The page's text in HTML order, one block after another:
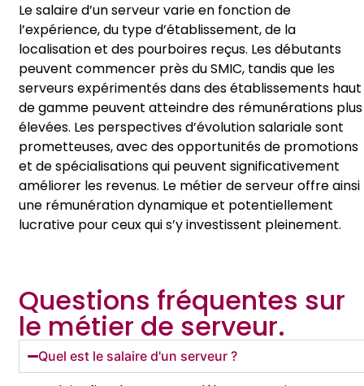
Le salaire d’un serveur varie en fonction de
l’expérience, du type d’établissement, de la
localisation et des pourboires reçus. Les débutants
peuvent commencer près du SMIC, tandis que les
serveurs expérimentés dans des établissements haut
de gamme peuvent atteindre des rémunérations plus
élevées. Les perspectives d’évolution salariale sont
prometteuses, avec des opportunités de promotions
et de spécialisations qui peuvent significativement
améliorer les revenus. Le métier de serveur offre ainsi
une rémunération dynamique et potentiellement
lucrative pour ceux qui s’y investissent pleinement.
Questions fréquentes sur
le métier de serveur.
Quel est le salaire d'un serveur ?